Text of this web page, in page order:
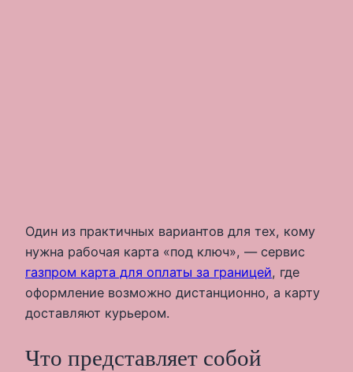
Один из практичных вариантов для тех, кому
нужна рабочая карта «под ключ», — сервис
газпром карта для оплаты за границей, где
оформление возможно дистанционно, а карту
доставляют курьером.
Что представляет собой